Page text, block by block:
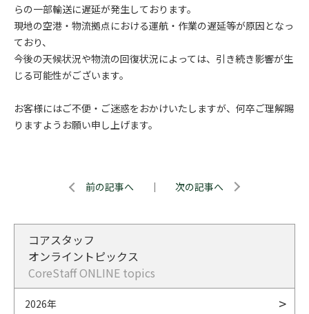
らの一部輸送に遅延が発生しております。
現地の空港・物流拠点における運航・作業の遅延等が原因となっ
ており、
今後の天候状況や物流の回復状況によっては、引き続き影響が生
じる可能性がございます。
お客様にはご不便・ご迷惑をおかけいたしますが、何卒ご理解賜
りますようお願い申し上げます。
前の記事へ ｜ 次の記事へ
コアスタッフ
オンライントピックス
CoreStaff ONLINE topics
2026年